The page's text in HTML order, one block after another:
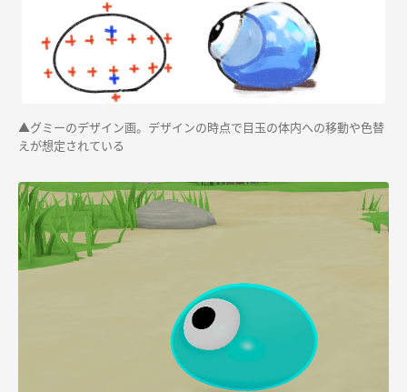
▲グミーのデザイン画。デザインの時点で目玉の体内への移動や色替
えが想定されている